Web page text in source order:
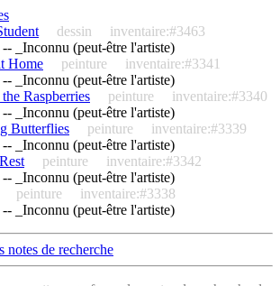
dessin
inventaire:#3463
_Inconnu (peut-être l'artiste)
Home
peinture
inventaire:#3341
_Inconnu (peut-être l'artiste)
Raspberries
peinture
inventaire:#3340
_Inconnu (peut-être l'artiste)
Butterflies
peinture
inventaire:#3339
_Inconnu (peut-être l'artiste)
peinture
inventaire:#3342
_Inconnu (peut-être l'artiste)
peinture
inventaire:#3338
_Inconnu (peut-être l'artiste)
notes de recherche